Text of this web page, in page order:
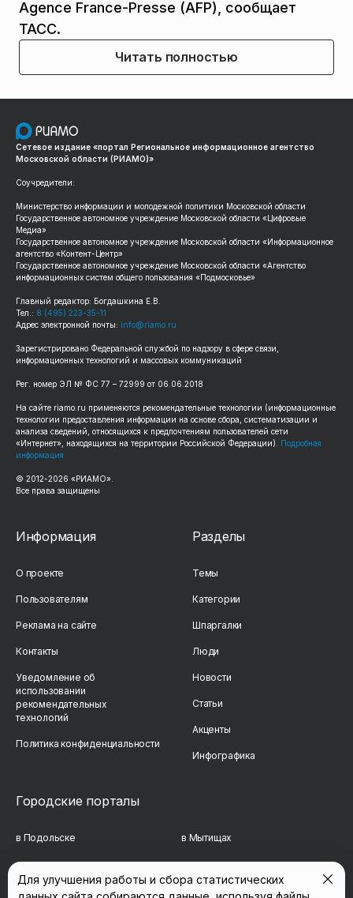
Agence France-Presse (AFP), сообщает
ТАСС.
Читать полностью
Сетевое издание «портал Региональное информационное агентство
Московской области (РИАМО)»
Соучредители:
Министерство информации и молодежной политики Московской области
Государственное автономное учреждение Московской области «Цифровые
Медиа»
Государственное автономное учреждение Московской области «Информационное
агентство «Контент-Центр»
Государственное автономное учреждение Московской области «Агентство
информационных систем общего пользования «Подмосковье»
Главный редактор: Богдашкина Е.В.
Тел.: 8 (495) 223-35-11
Адрес электронной почты: info@riamo.ru
Зарегистрировано Федеральной службой по надзору в сфере связи,
информационных технологий и массовых коммуникаций
Рег. номер ЭЛ № ФС 77 – 72999 от 06.06.2018
На сайте riamo.ru применяются рекомендательные технологии (информационные
технологии предоставления информации на основе сбора, систематизации и
анализа сведений, относящихся к предпочтениям пользователей сети
«Интернет», находящихся на территории Российской Федерации). Подробная
информация
© 2012-2026 «РИАМО».
Все права защищены
Информация
О проекте
Пользователям
Реклама на сайте
Контакты
Уведомление об
использовании
рекомендательных
технологий
Политика конфиденциальности
Разделы
Темы
Категории
Шпаргалки
Люди
Новости
Статьи
Акценты
Инфографика
Городские порталы
в Подольске в Мытищах
в Реутове в Балашихе
в Сергиевом Посаде в Люберцах
Для улучшения работы и сбора статистических